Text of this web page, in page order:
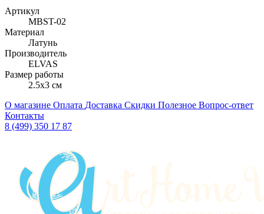
Артикул
MBST-02
Материал
Латунь
Производитель
ELVAS
Размер работы
2.5x3 см
О магазине Оплата Доставка Скидки Полезное Вопрос-ответ
Контакты
8 (499) 350 17 87